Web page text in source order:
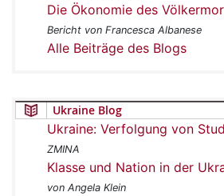
Die Ökonomie des
Bericht von Francesca Albanese
Alle Beiträge des Blogs
Ukraine Blog
Ukraine: Verfolgung von
ZMINA
Klasse und Nation in der
von Angela Klein